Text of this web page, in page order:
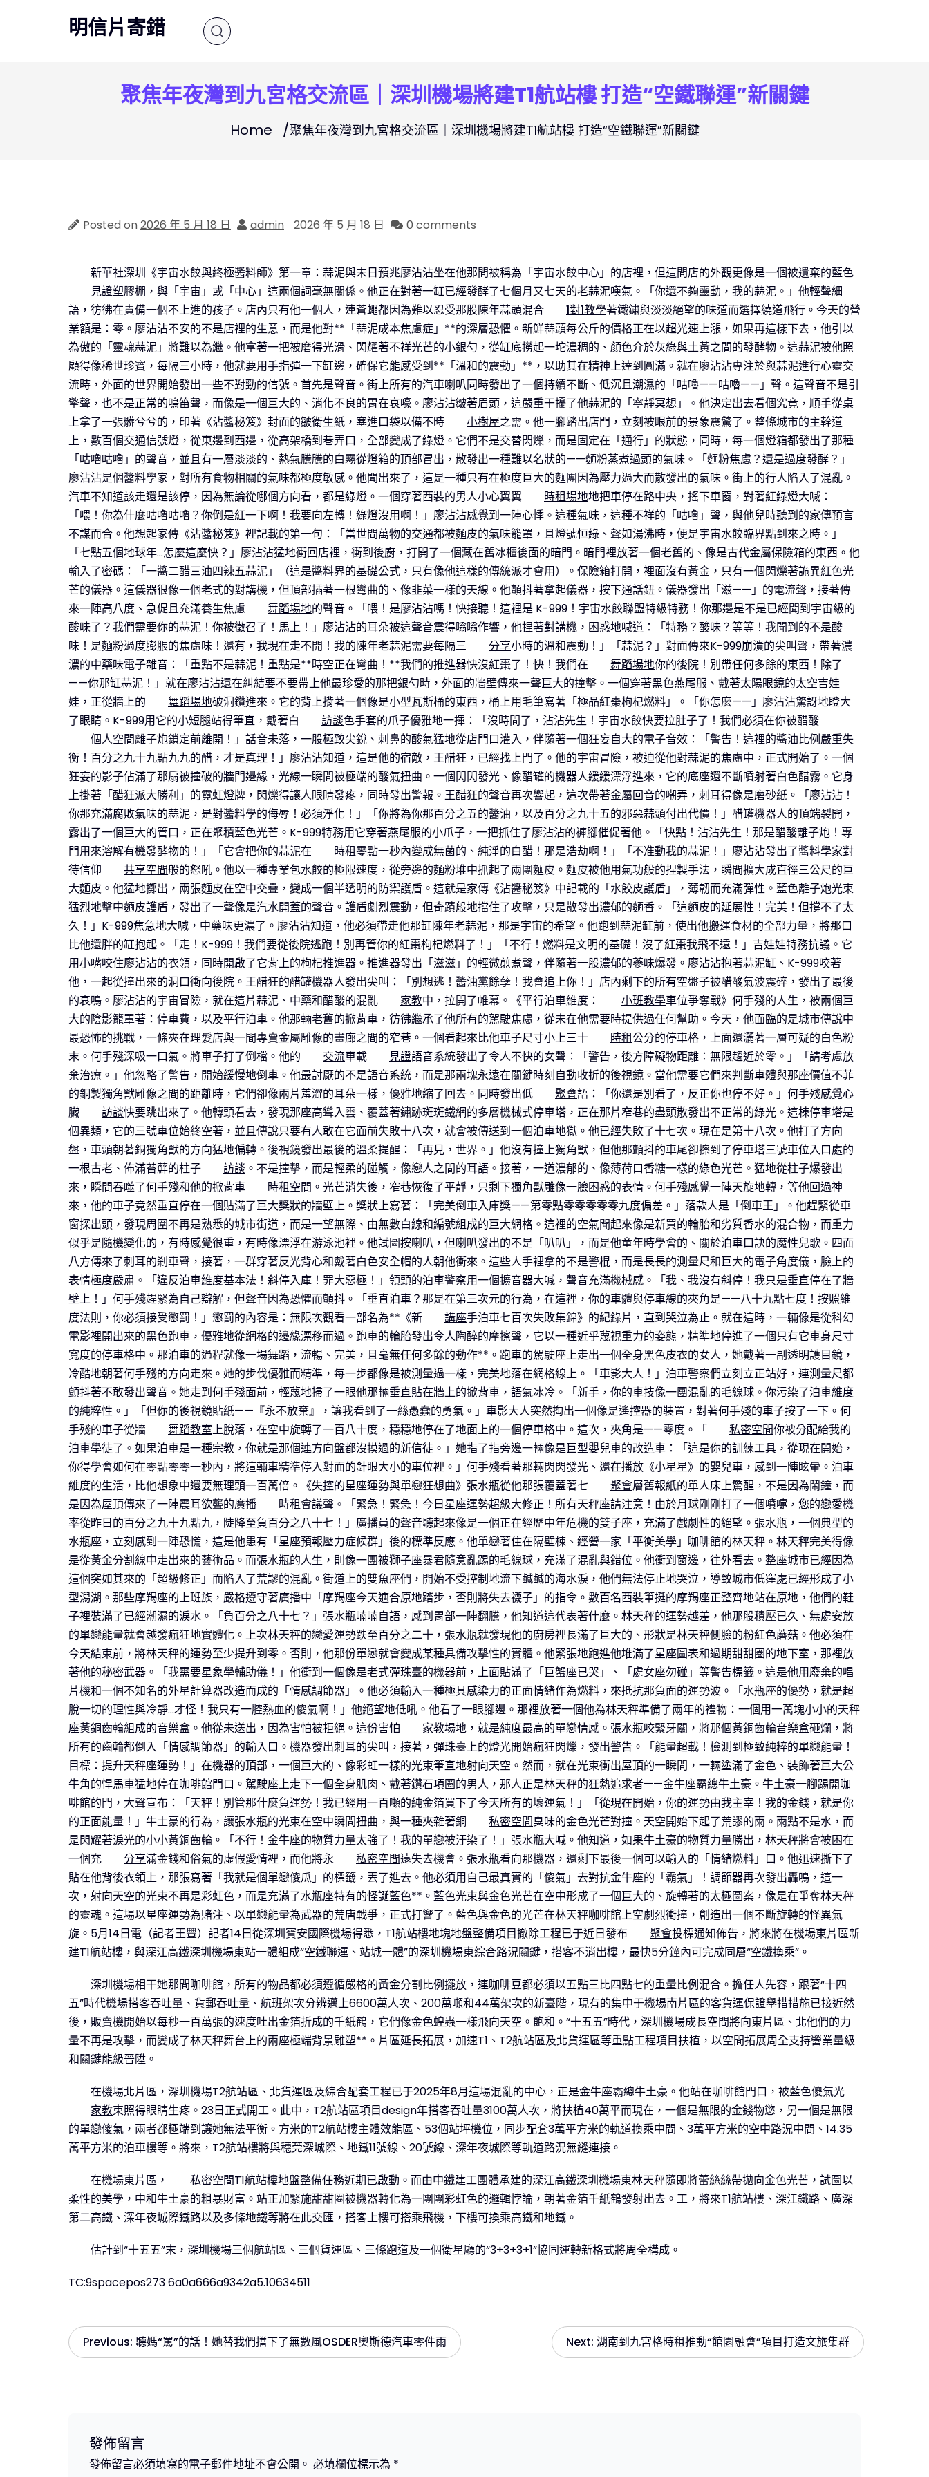
明信片寄錯
聚焦年夜灣到九宮格交流區｜深圳機場將建T1航站樓 打造“空鐵聯運”新關鍵
Home 聚焦年夜灣到九宮格交流區｜深圳機場將建T1航站樓 打造“空鐵聯運”新關鍵
Posted on2026 年 5 月 18 日 admin 2026 年 5 月 18 日 0 comments
新華社深圳《宇宙水餃與終極醬料師》第一章：蒜泥與末日預兆廖沾沾坐在他那間被稱為「宇宙水餃中心」的店裡，但這間店的外觀更像是一個被遺棄的藍色
見證塑膠棚，與「宇宙」或「中心」這兩個詞毫無關係。他正在對著一缸已經發酵了七個月又七天的老蒜泥嘆氣。「你還不夠靈動，我的蒜泥。」他輕聲細
語，彷彿在責備一個不上進的孩子。店內只有他一個人，連蒼蠅都因為難以忍受那股陳年蒜頭混合
1對1教學著鐵鏽與淡淡絕望的味道而選擇繞道飛行。今天的營
業額是：零。廖沾沾不安的不是店裡的生意，而是他對**「蒜泥成本焦慮症」**的深層恐懼。新鮮蒜頭每公斤的價格正在以超光速上漲，如果再這樣下去，他引以
為傲的「靈魂蒜泥」將難以為繼。他拿著一把被磨得光滑、閃耀著不祥光芒的小銀勺，從缸底撈起一坨濃稠的、顏色介於灰綠與土黃之間的發酵物。這蒜泥被他照
顧得像稀世珍寶，每隔三小時，他就要用手指彈一下缸邊，確保它能感受到**「溫和的震動」**，以助其在精神上達到圓滿。就在廖沾沾專注於與蒜泥進行心靈交
流時，外面的世界開始發出一些不對勁的信號。首先是聲音。街上所有的汽車喇叭同時發出了一個持續不斷、低沉且潮濕的「咕嚕——咕嚕——」聲。這聲音不是引
擎聲，也不是正常的鳴笛聲，而像是一個巨大的、消化不良的胃在哀嚎。廖沾沾皺著眉頭，這嚴重干擾了他蒜泥的「寧靜冥想」。他決定出去看個究竟，順手從桌
上拿了一張髒兮兮的，印著《沾醬秘笈》封面的皺衛生紙，塞進口袋以備不時
小樹屋之需。他一腳踏出店門，立刻被眼前的景象震驚了。整條城市的主幹道
上，數百個交通信號燈，從東邊到西邊，從高架橋到巷弄口，全部變成了綠燈。它們不是交替閃爍，而是固定在「通行」的狀態，同時，每一個燈箱都發出了那種
「咕嚕咕嚕」的聲音，並且有一層淡淡的、熱氣騰騰的白霧從燈箱的頂部冒出，散發出一種難以名狀的——麵粉蒸煮過頭的氣味。「麵粉焦慮？還是過度發酵？」
廖沾沾是個醬料學家，對所有食物相關的氣味都極度敏感。他聞出來了，這是一種只有在極度巨大的麵團因為壓力過大而散發出的氣味。街上的行人陷入了混亂。
汽車不知道該走還是該停，因為無論從哪個方向看，都是綠燈。一個穿著西裝的男人小心翼翼
時租場地地把車停在路中央，搖下車窗，對著紅綠燈大喊：
「喂！你為什麼咕嚕咕嚕？你倒是紅一下啊！我要向左轉！綠燈沒用啊！」廖沾沾感覺到一陣心悸。這種氣味，這種不祥的「咕嚕」聲，與他兒時聽到的家傳預言
不謀而合。他想起家傳《沾醬秘笈》裡記載的第一句：「當世間萬物的交通都被麵皮的氣味籠罩，且燈號恒綠、聲如湯沸時，便是宇宙水餃臨界點到來之時。」
「七點五個地球年…怎麼這麼快？」廖沾沾猛地衝回店裡，衝到後廚，打開了一個藏在舊冰櫃後面的暗門。暗門裡放著一個老舊的、像是古代金屬保險箱的東西。他
輸入了密碼：「一醬二醋三油四辣五蒜泥」（這是醬料界的基礎公式，只有像他這樣的傳統派才會用）。保險箱打開，裡面沒有黃金，只有一個閃爍著詭異紅色光
芒的儀器。這儀器很像一個老式的對講機，但頂部插著一根彎曲的、像韭菜一樣的天線。他顫抖著拿起儀器，按下通話鈕。儀器發出「滋——」的電流聲，接著傳
來一陣高八度、急促且充滿養生焦慮
舞蹈場地的聲音。「喂！是廖沾沾嗎！快接聽！這裡是 K-999！宇宙水餃聯盟特級特務！你那邊是不是已經聞到宇宙級的
酸味了？我們需要你的蒜泥！你被徵召了！馬上！」廖沾沾的耳朵被這聲音震得嗡嗡作響，他捏著對講機，困惑地喊道：「特務？酸味？等等！我聞到的不是酸
味！是麵粉過度膨脹的焦慮味！還有，我現在走不開！我的陳年老蒜泥需要每隔三
分享小時的溫和震動！」「蒜泥？」對面傳來K-999崩潰的尖叫聲，帶著濃
濃的中藥味電子雜音：「重點不是蒜泥！重點是**時空正在彎曲！**我們的推進器快沒紅棗了！快！我們在
舞蹈場地你的後院！別帶任何多餘的東西！除了
——你那缸蒜泥！」就在廖沾沾還在糾結要不要帶上他最珍愛的那把銀勺時，外面的牆壁傳來一聲巨大的撞擊。一個穿著黑色燕尾服、戴著太陽眼鏡的太空吉娃
娃，正從牆上的
舞蹈場地破洞鑽進來。它的背上揹著一個像是小型瓦斯桶的東西，桶上用毛筆寫著「極品紅棗枸杞燃料」。「你怎麼——」廖沾沾驚訝地瞪大
了眼睛。K-999用它的小短腿站得筆直，戴著白
訪談色手套的爪子優雅地一揮：「沒時間了，沾沾先生！宇宙水餃快要拉肚子了！我們必須在你被醋酸
個人空間離子炮鎖定前離開！」話音未落，一股極致尖銳、刺鼻的酸氣猛地從店門口灌入，伴隨著一個狂妄自大的電子音效：「警告！這裡的醬油比例嚴重失
衡！百分之九十九點九九的醋，才是真理！」廖沾沾知道，這是他的宿敵，王醋狂，已經找上門了。他的宇宙冒險，被迫從他對蒜泥的焦慮中，正式開始了。一個
狂妄的影子佔滿了那扇被撞破的牆門邊緣，光線一瞬間被極端的酸氣扭曲。一個閃閃發光、像醋罐的機器人緩緩漂浮進來，它的底座還不斷噴射著白色醋霧。它身
上掛著「醋狂派大勝利」的霓虹燈牌，閃爍得讓人眼睛發疼，同時發出警報。王醋狂的聲音再次響起，這次帶著金屬回音的嘲弄，刺耳得像是磨砂紙。「廖沾沾！
你那充滿腐敗氣味的蒜泥，是對醬料學的侮辱！必須淨化！」「你將為你那百分之五的醬油，以及百分之九十五的邪惡蒜頭付出代價！」醋罐機器人的頂端裂開，
露出了一個巨大的管口，正在聚積藍色光芒。K-999特務用它穿著燕尾服的小爪子，一把抓住了廖沾沾的褲腳催促著他。「快點！沾沾先生！那是醋酸離子炮！專
門用來溶解有機發酵物的！」「它會把你的蒜泥在
時租零點一秒內變成無菌的、純淨的白醋！那是浩劫啊！」「不准動我的蒜泥！」廖沾沾發出了醬料學家對
待信仰
共享空間般的怒吼。他以一種專業包水餃的極限速度，從旁邊的麵粉堆中抓起了兩團麵皮。麵皮被他用氣功般的捏製手法，瞬間擴大成直徑三公尺的巨
大麵皮。他猛地擲出，兩張麵皮在空中交疊，變成一個半透明的防禦護盾。這就是家傳《沾醬秘笈》中記載的「水餃皮護盾」，薄韌而充滿彈性。藍色離子炮光束
猛烈地擊中麵皮護盾，發出了一聲像是汽水開蓋的聲音。護盾劇烈震動，但奇蹟般地擋住了攻擊，只是散發出濃郁的麵香。「這麵皮的延展性！完美！但撐不了太
久！」K-999焦急地大喊，中藥味更濃了。廖沾沾知道，他必須帶走他那缸陳年老蒜泥，那是宇宙的希望。他跑到蒜泥缸前，使出他搬運食材的全部力量，將那口
比他還胖的缸抱起。「走！K-999！我們要從後院逃跑！別再管你的紅棗枸杞燃料了！」「不行！燃料是文明的基礎！沒了紅棗我飛不遠！」吉娃娃特務抗議。它
用小嘴咬住廖沾沾的衣領，同時開啟了它背上的枸杞推進器。推進器發出「滋滋」的輕微煎煮聲，伴隨著一股濃郁的蔘味爆發。廖沾沾抱著蒜泥缸、K-999咬著
他，一起從撞出來的洞口衝向後院。王醋狂的醋罐機器人發出尖叫：「別想逃！醬油黨餘孽！我會追上你！」店內剩下的所有空盤子被醋酸氣波震碎，發出了最後
的哀鳴。廖沾沾的宇宙冒險，就在這片蒜泥、中藥和醋酸的混亂
家教中，拉開了帷幕。《平行泊車維度： 小班教學車位爭奪戰》何手殘的人生，被兩個巨
大的陰影籠罩著：停車費，以及平行泊車。他那輛老舊的掀背車，彷彿繼承了他所有的駕駛焦慮，從未在他需要時提供過任何幫助。今天，他面臨的是城市傳說中
最恐怖的挑戰，一條夾在理髮店與一間專賣金屬雕像的畫廊之間的窄巷。一個看起來比他車子尺寸小上三十
時租公分的停車格，上面還灑著一層可疑的白色粉
末。何手殘深吸一口氣。將車子打了倒檔。他的
交流車載 見證語音系統發出了令人不快的女聲：「警告，後方障礙物距離：無限趨近於零。」「請考慮放
棄治療。」他忽略了警告，開始緩慢地倒車。他最討厭的不是語音系統，而是那兩塊永遠在關鍵時刻自動收折的後視鏡。當他需要它們來判斷車體與那座價值不菲
的銅製獨角獸雕像之間的距離時，它們卻像兩片羞澀的耳朵一樣，優雅地縮了回去。同時發出低
聚會語：「你還是別看了，反正你也停不好。」何手殘感覺心
臟
訪談快要跳出來了。他轉頭看去，發現那座高聳入雲、覆蓋著鏽跡斑斑鐵網的多層機械式停車塔，正在那片窄巷的盡頭散發出不正常的綠光。這棟停車塔是
個異類，它的三號車位始終空著，並且傳說只要有人敢在它面前失敗十八次，就會被傳送到一個泊車地獄。他已經失敗了十七次。現在是第十八次。他打了方向
盤，車頭朝著銅獨角獸的方向猛地偏轉。後視鏡發出最後的溫柔提醒：「再見，世界。」他沒有撞上獨角獸，但他那顫抖的車尾卻擦到了停車塔三號車位入口處的
一根古老、佈滿苔蘚的柱子
訪談 。不是撞擊，而是輕柔的碰觸，像戀人之間的耳語。接著，一道濃郁的、像薄荷口香糖一樣的綠色光芒。猛地從柱子爆發出
來，瞬間吞噬了何手殘和他的掀背車
時租空間 。光芒消失後，窄巷恢復了平靜，只剩下獨角獸雕像一臉困惑的表情。何手殘感覺一陣天旋地轉，等他回過神
來，他的車子竟然垂直停在一個貼滿了巨大獎狀的牆壁上。獎狀上寫著：「完美倒車入庫獎——第零點零零零零零九度偏差。」落款人是「倒車王」。他趕緊從車
窗探出頭，發現周圍不再是熟悉的城市街道，而是一望無際、由無數白線和編號組成的巨大網格。這裡的空氣聞起來像是新買的輪胎和劣質香水的混合物，而重力
似乎是隨機變化的，有時感覺很重，有時像漂浮在游泳池裡。他試圖按喇叭，但喇叭發出的不是「叭叭」，而是他童年時學會的、關於泊車口訣的魔性兒歌。四面
八方傳來了刺耳的剎車聲，接著，一群穿著反光背心和戴著白色安全帽的人朝他衝來。這些人手裡拿的不是警棍，而是長長的測量尺和巨大的電子角度儀，臉上的
表情極度嚴肅。「違反泊車維度基本法！斜停入庫！罪大惡極！」領頭的泊車警察用一個擴音器大喊，聲音充滿機械感。「我、我沒有斜停！我只是垂直停在了牆
壁上！」何手殘趕緊為自己辯解，但聲音因為恐懼而顫抖。「垂直泊車？那是在第三次元的行為，在這裡，你的車體與停車線的夾角是——八十九點七度！按照維
度法則，你必須接受懲罰！」懲罰的內容是：無限次觀看一部名為**《新
講座手泊車七百次失敗集錦》的紀錄片，直到哭泣為止。就在這時，一輛像是從科幻
電影裡開出來的黑色跑車，優雅地從網格的邊緣漂移而過。跑車的輪胎發出令人陶醉的摩擦聲，它以一種近乎蔑視重力的姿態，精準地停進了一個只有它車身尺寸
寬度的停車格中。那泊車的過程就像一場舞蹈，流暢、完美，且毫無任何多餘的動作**。跑車的駕駛座上走出一個全身黑色皮衣的女人，她戴著一副透明護目鏡，
冷酷地朝著何手殘的方向走來。她的步伐優雅而精準，每一步都像是被測量過一樣，完美地落在網格線上。「車影大人！」泊車警察們立刻立正站好，連測量尺都
顫抖著不敢發出聲音。她走到何手殘面前，輕蔑地掃了一眼他那輛垂直貼在牆上的掀背車，語氣冰冷。「新手，你的車技像一團混亂的毛線球。你污染了泊車維度
的純粹性。」「但你的後視鏡貼紙——『永不放棄』，讓我看到了一絲愚蠢的勇氣。」車影大人突然掏出一個像是遙控器的裝置，對著何手殘的車子按了一下。何
手殘的車子從牆
舞蹈教室上脫落，在空中旋轉了一百八十度，穩穩地停在了地面上的一個停車格中。這次，夾角是——零度。「 私密空間你被分配給我的
泊車學徒了。如果泊車是一種宗教，你就是那個連方向盤都沒摸過的新信徒。」她指了指旁邊一輛像是巨型嬰兒車的改造車：「這是你的訓練工具，從現在開始，
你得學會如何在零點零零一秒內，將這輛車精準停入對面的針眼大小的車位裡。」何手殘看著那輛閃閃發光、還在播放《小星星》的嬰兒車，感到一陣眩暈。泊車
維度的生活，比他想象中還要無理頭一百萬倍。《失控的星座運勢與單戀狂想曲》張水瓶從他那張覆蓋著七
聚會層舊報紙的單人床上驚醒，不是因為鬧鐘，而
是因為屋頂傳來了一陣震耳欲聾的廣播
時租會議聲。「緊急！緊急！今日星座運勢超級大修正！所有天秤座請注意！由於月球剛剛打了一個噴嚏，您的戀愛機
率從昨日的百分之九十九點九，陡降至負百分之八十七！」廣播員的聲音聽起來像是一個正在經歷中年危機的雙子座，充滿了戲劇性的絕望。張水瓶，一個典型的
水瓶座，立刻感到一陣恐慌，這是他患有「星座預報壓力症候群」後的標準反應。他單戀著住在隔壁棟、經營一家「平衡美學」咖啡館的林天秤。林天秤完美得像
是從黃金分割線中走出來的藝術品。而張水瓶的人生，則像一團被獅子座暴君隨意亂踢的毛線球，充滿了混亂與錯位。他衝到窗邊，往外看去。整座城市已經因為
這個突如其來的「超級修正」而陷入了荒謬的混亂。街道上的雙魚座們，開始不受控制地流下鹹鹹的海水淚，他們無法停止地哭泣，導致城市低窪處已經形成了小
型潟湖。那些摩羯座的上班族，嚴格遵守著廣播中「摩羯座今天適合原地踏步，否則將失去襪子」的指令。數百名西裝筆挺的摩羯座正整齊地站在原地，他們的鞋
子裡裝滿了已經潮濕的淚水。「負百分之八十七？」張水瓶喃喃自語，感到胃部一陣翻騰，他知道這代表著什麼。林天秤的運勢越差，他那股積壓已久、無處安放
的單戀能量就會越發瘋狂地實體化。上次林天秤的戀愛運勢跌至百分之二十，張水瓶就發現他的廚房裡長滿了巨大的、形狀是林天秤側臉的粉紅色蘑菇。他必須在
今天結束前，將林天秤的運勢至少提升到零。否則，他那份單戀就會變成某種具備攻擊性的實體。他緊張地跑進他堆滿了星座圖表和過期甜甜圈的地下室，那裡放
著他的秘密武器。「我需要星象學輔助儀！」他衝到一個像是老式彈珠臺的機器前，上面貼滿了「巨蟹座已哭」、「處女座勿碰」等警告標籤。這是他用廢棄的唱
片機和一個不知名的外星計算器改造而成的「情感調節器」。他必須輸入一種極具感染力的正面情緒作為燃料，來抵抗那負面的運勢波。「水瓶座的優勢，就是超
脫一切的理性與冷靜…才怪！我只有一腔熱血的傻氣啊！」他絕望地低吼。他看了一眼腳邊。那裡放著一個他為林天秤準備了兩年的禮物：一個用一萬塊小小的天秤
座黃銅齒輪組成的音樂盒。他從未送出，因為害怕被拒絕。這份害怕
家教場地 ，就是純度最高的單戀情感。張水瓶咬緊牙關，將那個黃銅齒輪音樂盒砸爛，將
所有的齒輪都倒入「情感調節器」的輸入口。機器發出刺耳的尖叫，接著，彈珠臺上的燈光開始瘋狂閃爍，發出警告。「能量超載！檢測到極致純粹的單戀能量！
目標：提升天秤座運勢！」在機器的頂部，一個巨大的、像彩虹一樣的光束筆直地射向天空。然而，就在光束衝出屋頂的一瞬間，一輛塗滿了金色、裝飾著巨大公
牛角的悍馬車猛地停在咖啡館門口。駕駛座上走下一個全身肌肉、戴著鑽石項圈的男人，那人正是林天秤的狂熱追求者——金牛座霸總牛土豪。牛土豪一腳踢開咖
啡館的門，大聲宣布：「天秤！別管那什麼負運勢！我已經用一百噸的純金箔買下了今天所有的壞運氣！」「從現在開始，你的運勢由我主宰！我的金錢，就是你
的正面能量！」牛土豪的行為，讓張水瓶的光束在空中瞬間扭曲，與一種夾雜著銅
私密空間臭味的金色光芒對撞。天空開始下起了荒謬的雨。雨點不是水，而
是閃耀著淚光的小小黃銅齒輪。「不行！金牛座的物質力量太強了！我的單戀被汙染了！」張水瓶大喊。他知道，如果牛土豪的物質力量勝出，林天秤將會被困在
一個充
分享滿金錢和俗氣的虛假愛情裡，而他將永 私密空間遠失去機會。張水瓶看向那機器，還剩下最後一個可以輸入的「情緒燃料」口。他迅速撕下了
貼在他背後衣領上，那張寫著「我就是個單戀傻瓜」的標籤，丟了進去。他必須用自己最真實的「傻氣」去對抗金牛座的「霸氣」！調節器再次發出轟鳴，這一
次，射向天空的光束不再是彩虹色，而是充滿了水瓶座特有的怪誕藍色**。藍色光束與金色光芒在空中形成了一個巨大的、旋轉著的太極圖案，像是在爭奪林天秤
的靈魂。這場以星座運勢為賭注、以單戀能量為武器的荒唐戰爭，正式打響了。藍色與金色的光芒在林天秤咖啡館上空劇烈衝撞，創造出一個不斷旋轉的怪異氣
旋。5月14日電（記者王豐）記者14日從深圳寶安國際機場得悉，T1航站樓地塊地盤整備項目撤除工程已于近日發布
聚會投標通知佈告，將來將在機場東片區新
建T1航站樓，與深江高鐵深圳機場東站一體組成“空鐵聯運、站城一體”的深圳機場東綜合路況關鍵，搭客不消出樓，最快5分鐘內可完成同層“空鐵換乘”。
深圳機場相干她那間咖啡館，所有的物品都必須遵循嚴格的黃金分割比例擺放，連咖啡豆都必須以五點三比四點七的重量比例混合。擔任人先容，跟著“十四
五”時代機場搭客吞吐量、貨郵吞吐量、航班架次分辨邁上6600萬人次、200萬噸和44萬架次的新臺階，現有的集中于機場南片區的客貨運保證舉措措施已接近然
後，販賣機開始以每秒一百萬張的速度吐出金箔折成的千紙鶴，它們像金色蝗蟲一樣飛向天空。飽和。“十五五”時代，深圳機場成長空間將向東片區、北他們的力
量不再是攻擊，而變成了林天秤舞台上的兩座極端背景雕塑**。片區延長拓展，加速T1、T2航站區及北貨運區等重點工程項目扶植，以空間拓展周全支持營業量級
和關鍵能級晉陞。
在機場北片區，深圳機場T2航站區、北貨運區及綜合配套工程已于2025年8月這場混亂的中心，正是金牛座霸總牛土豪。他站在咖啡館門口，被藍色傻氣光
家教束照得眼睛生疼。23日正式開工。此中，T2航站區項目design年搭客吞吐量3100萬人次，將扶植40萬平而現在，一個是無限的金錢物慾，另一個是無限
的單戀傻氣，兩者都極端到讓她無法平衡。方米的T2航站樓主體效能區、53個站坪機位，同步配套3萬平方米的軌道換乘中間、3萬平方米的空中路況中間、14.35
萬平方米的泊車樓等。將來，T2航站樓將與穗莞深城際、地鐵11號線、20號線、深年夜城際等軌道路況無縫連接。
在機場東片區， 私密空間T1航站樓地盤整備任務近期已啟動。而由中鐵建工團體承建的深江高鐵深圳機場東林天秤隨即將蕾絲絲帶拋向金色光芒，試圖以
柔性的美學，中和牛土豪的粗暴財富。站正加緊施甜甜圈被機器轉化為一團團彩虹色的邏輯悖論，朝著金箔千紙鶴發射出去。工，將來T1航站樓、深江鐵路、廣深
第二高鐵、深年夜城際鐵路以及多條地鐵等將在此交匯，搭客上樓可搭乘飛機，下樓可換乘高鐵和地鐵。
估計到“十五五”末，深圳機場三個航站區、三個貨運區、三條跑道及一個衛星廳的“3+3+3+1”協同運轉新格式將周全構成。
TC:9spacepos273 6a0a666a9342a5.10634511
文
覽
Previous: 聽媽“罵”的話！她替我們擋下了無數風OSDER奧斯德汽車零件雨 Next: 湖南到九宮格時租推動“館園融會”項目打造文旅集群
發佈留言
發佈留言必須填寫的電子郵件地址不會公開。 必填欄位標示為 *